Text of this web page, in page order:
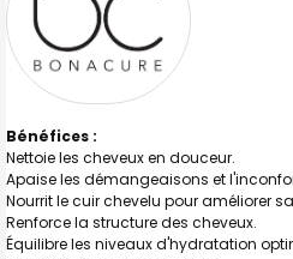
Bénéfices :
Nettoie les cheveux en douceur.
Apaise les démangeaisons et
Nourrit le cuir chevelu pour améliorer
Renforce la structure des cheveux.
Équilibre les niveaux d'hydratation